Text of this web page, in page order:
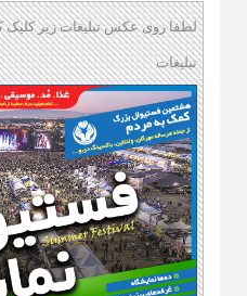
لطفا روی عکس تبلیغات زیر کلیک
تبلیغات